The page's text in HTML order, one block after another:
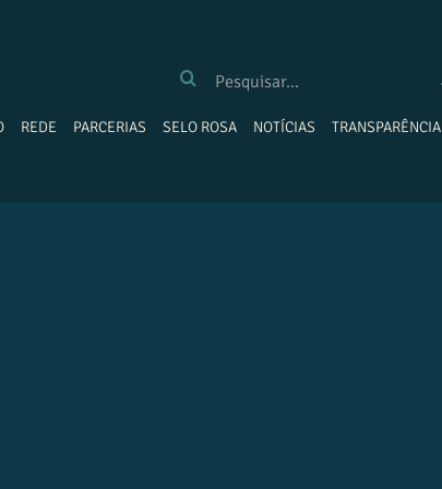
RESULTADOS
REDE PARCERIAS SELO ROSA NOTÍCIAS TRANSPARÊNCIA